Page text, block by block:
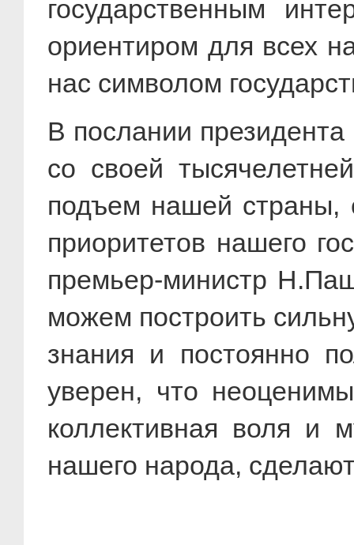
государственным
ориентиром для всех
нас символом
В послании
со своей
подъем нашей страны,
приоритетов нашего
премьер-министр
можем построить
знания и постоянно
уверен, что
коллективная воля и
нашего народа,